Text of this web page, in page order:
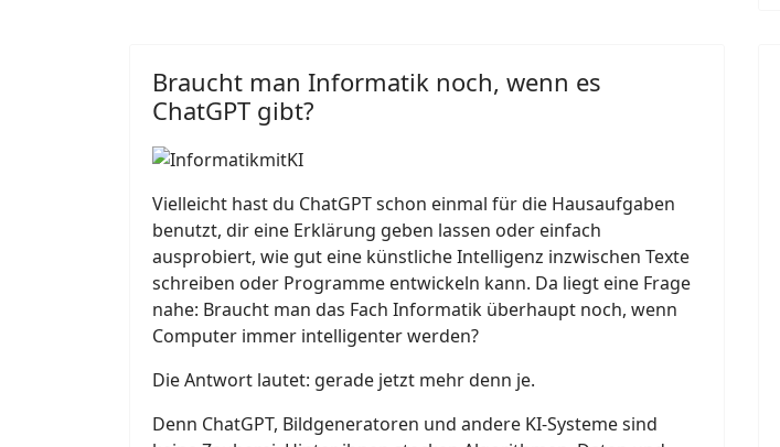
Braucht man Informatik noch, wenn es
ChatGPT gibt?
Vielleicht hast du ChatGPT schon einmal für die Hausaufgaben
benutzt, dir eine Erklärung geben lassen oder einfach
ausprobiert, wie gut eine künstliche Intelligenz inzwischen Texte
schreiben oder Programme entwickeln kann. Da liegt eine Frage
nahe: Braucht man das Fach Informatik überhaupt noch, wenn
Computer immer intelligenter werden?
Die Antwort lautet: gerade jetzt mehr denn je.
Denn ChatGPT, Bildgeneratoren und andere KI-Systeme sind